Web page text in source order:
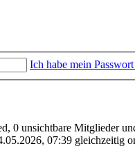
Ich habe mein Passwort
0 unsichtbare Mitglieder
07:39 gleichzeitig